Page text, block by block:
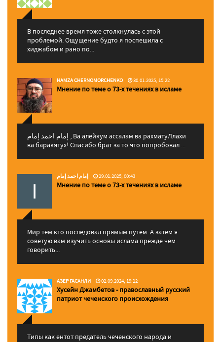
В последнее время тоже столкнулась с этой
проблемой. Ощущение будто я поспешила с
хиджабом и рано по...
HAMZA CHERNOMORCHENKO 30.01.2025, 15:22
Мнение по теме о 73-х течениях в исламе
إمام احمد إمام , Ва алейкум ассалам ва рахматуЛлахи
ва баракятух! Спасибо брат за то что попробовал ...
إمام احمد إمام 29.01.2025, 00:43
Мнение по теме о 73-х течениях в исламе
Мир тем кто последовал прямым путем. А затем я
советую вам изучить основы ислама прежде чем
говорить...
АЗЕР ГАСАНЛИ 02.09.2024, 19:12
Хусейн Джамбетов - православный русский
патриот чеченского происхождения
Типы как ентот предатель чеченского народа и